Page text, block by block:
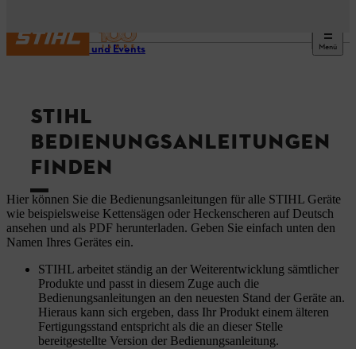
Menü
Service und Events
STIHL
BEDIENUNGSANLEITUNGEN
FINDEN
Hier können Sie die Bedienungsanleitungen für alle STIHL Geräte
wie beispielsweise Kettensägen oder Heckenscheren auf Deutsch
ansehen und als PDF herunterladen. Geben Sie einfach unten den
Namen Ihres Gerätes ein.
STIHL arbeitet ständig an der Weiterentwicklung sämtlicher
Produkte und passt in diesem Zuge auch die
Bedienungsanleitungen an den neuesten Stand der Geräte an.
Hieraus kann sich ergeben, dass Ihr Produkt einem älteren
Fertigungsstand entspricht als die an dieser Stelle
bereitgestellte Version der Bedienungsanleitung.